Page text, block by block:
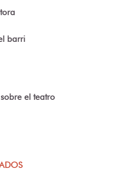
barri
el teatro